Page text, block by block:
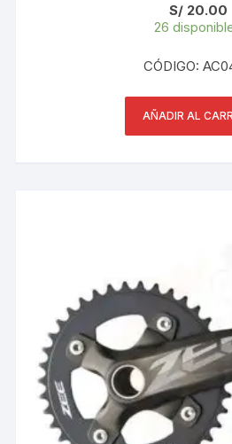
S/20.00
26
CÓDIGO:
AÑADIR AL